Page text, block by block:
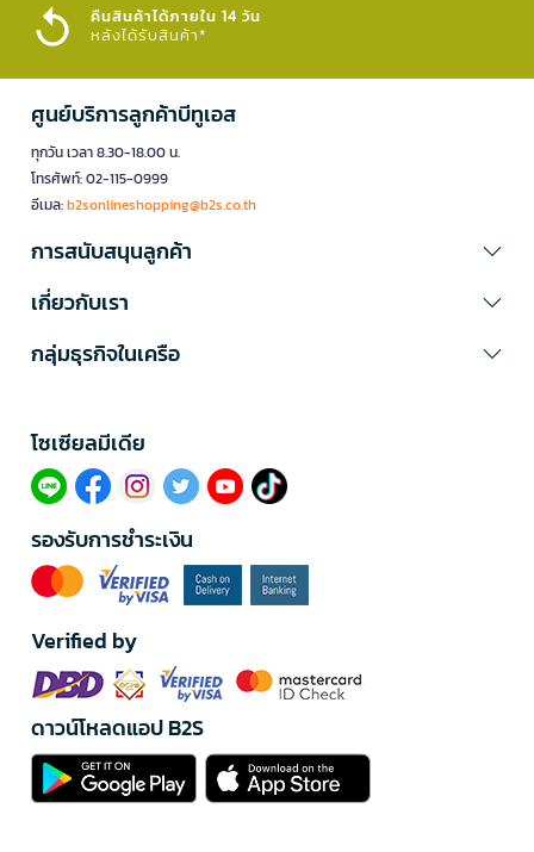
คืนสินค้าได้ภายใน 14 วัน
หลังได้รับสินค้า*
ศูนย์บริการลูกค้าบีทูเอส
ทุกวัน เวลา 8.30-18.00 น.
โทรศัพท์: 02-115-0999
อีเมล:b2sonlineshopping@b2s.co.th
การสนับสนุนลูกค้า
เกี่ยวกับเรา
กลุ่มธุรกิจในเครือ
โซเซียลมีเดีย​
รองรับการชำระเงิน
Verified by
ดาวน์โหลดแอป B2S